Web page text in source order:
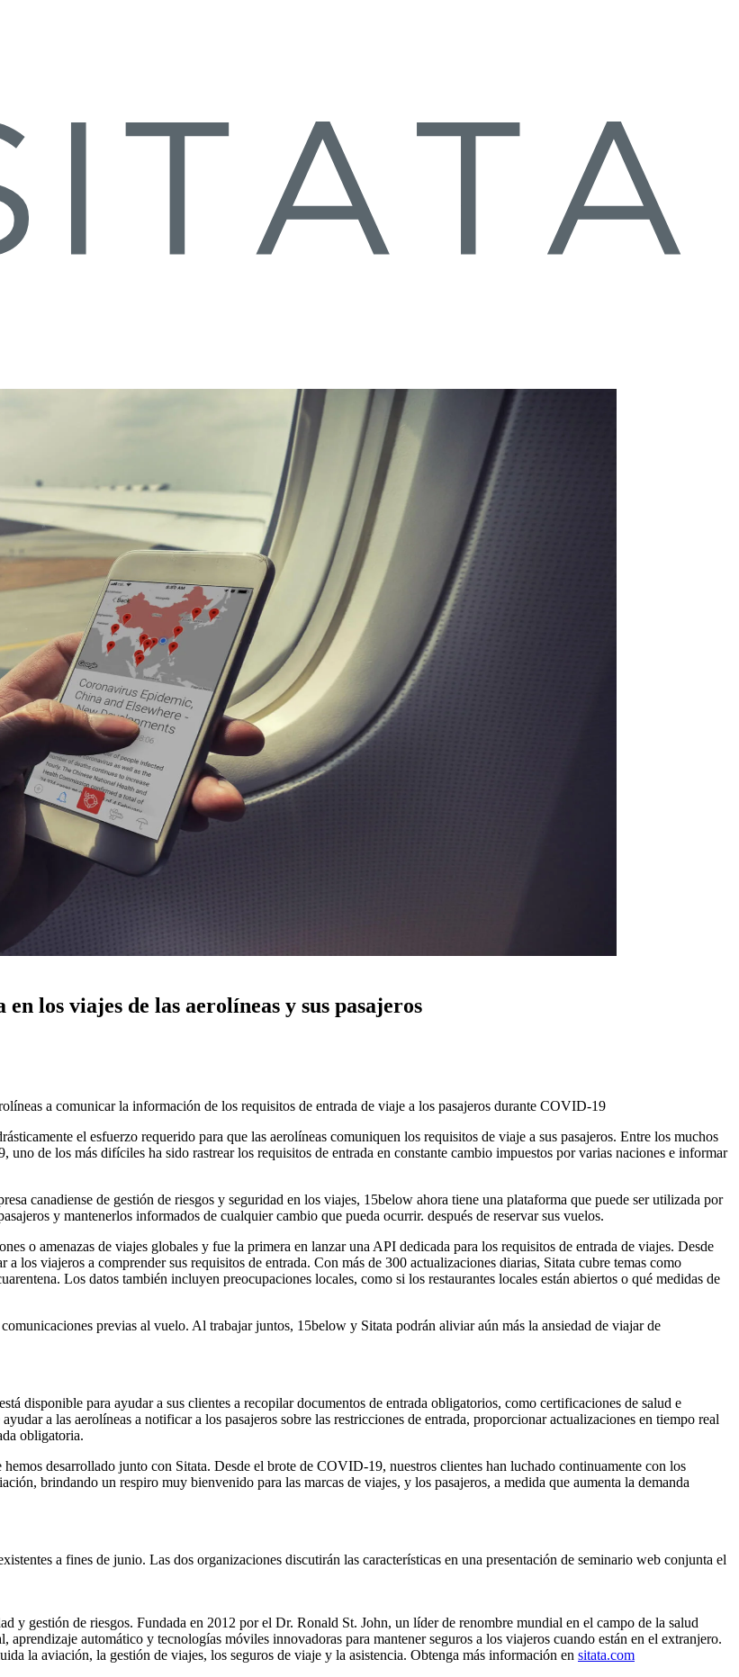
los viajes de las aerolíneas y sus pasajeros
a comunicar la información de los requisitos de entrada de viaje a los pasajeros durante COVID-19
el esfuerzo requerido para que las aerolíneas comuniquen los requisitos de viaje a sus pasajeros. Entre los muchos
de los más difíciles ha sido rastrear los requisitos de entrada en constante cambio impuestos por varias naciones e informar
canadiense de gestión de riesgos y seguridad en los viajes, 15below ahora tiene una plataforma que puede ser utilizada por
y mantenerlos informados de cualquier cambio que pueda ocurrir. después de reservar sus vuelos.
o amenazas de viajes globales y fue la primera en lanzar una API dedicada para los requisitos de entrada de viajes. Desde
los viajeros a comprender sus requisitos de entrada. Con más de 300 actualizaciones diarias, Sitata cubre temas como
Los datos también incluyen preocupaciones locales, como si los restaurantes locales están abiertos o qué medidas de
previas al vuelo. Al trabajar juntos, 15below y Sitata podrán aliviar aún más la ansiedad de viajar de
disponible para ayudar a sus clientes a recopilar documentos de entrada obligatorios, como certificaciones de salud e
a las aerolíneas a notificar a los pasajeros sobre las restricciones de entrada, proporcionar actualizaciones en tiempo real
obligatoria.
desarrollado junto con Sitata. Desde el brote de COVID-19, nuestros clientes han luchado continuamente con los
brindando un respiro muy bienvenido para las marcas de viajes, y los pasajeros, a medida que aumenta la demanda
a fines de junio. Las dos organizaciones discutirán las características en una presentación de seminario web conjunta el
y gestión de riesgos. Fundada en 2012 por el Dr. Ronald St. John, un líder de renombre mundial en el campo de la salud
automático y tecnologías móviles innovadoras para mantener seguros a los viajeros cuando están en el extranjero.
la aviación, la gestión de viajes, los seguros de viaje y la asistencia. Obtenga más información en sitata.com